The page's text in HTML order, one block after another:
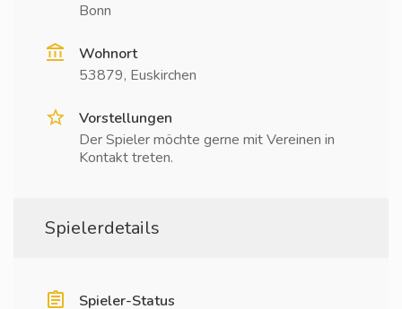
Bonn
Wohnort
53879, Euskirchen
Vorstellungen
Der Spieler möchte gerne mit Vereinen in
Kontakt treten.
Spielerdetails
Spieler-Status